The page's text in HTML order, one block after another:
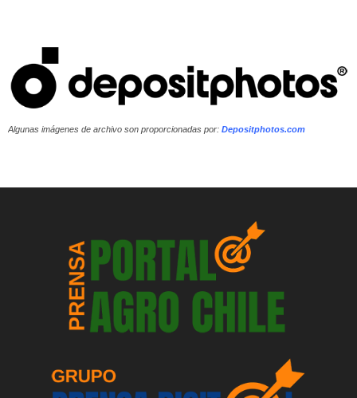
Algunas imágenes de archivo son proporcionadas por: Depositphotos.com